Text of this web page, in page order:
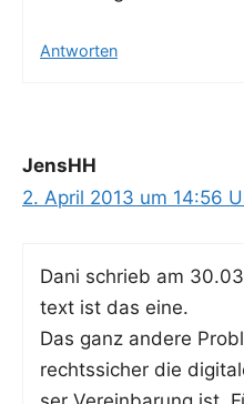
Antworten
JensHH
2. April 2013 um 14:56
Dani schrieb am
text ist das eine.
Das ganz ande­re
rechts­si­cher die